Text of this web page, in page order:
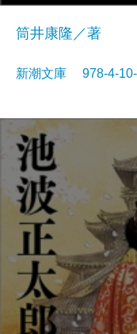
筒井康隆／著
新潮文庫 978-4-